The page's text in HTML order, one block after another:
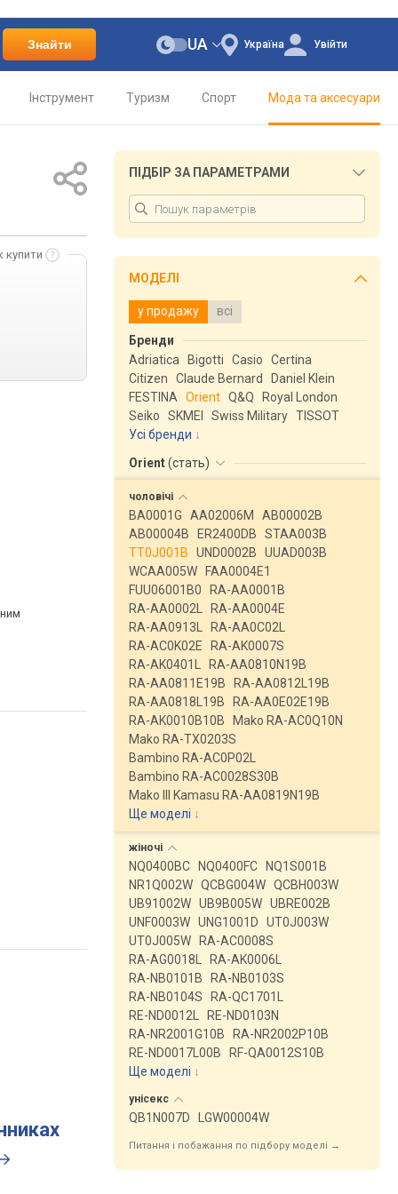
Знайти Україна
UA Увійти
Інструмент Туризм Спорт Мода та аксесуари
купити
ПІДБІР ЗА ПАРАМЕТРАМИ
МОДЕЛІ
у продажу всі
Бренди
Adriatica
Bigotti Casio
Certina
Citizen
Claude Bernard
Daniel Klein
FESTINA
Orient Q&Q
Royal London
Seiko
SKMEI Swiss Military TISSOT
Усі бренди
Orient(стать)
чоловічі
BA0001G AA02006M
AB00002B
AB00004B
ER2400DB
STAA003B
TT0J001B
UND0002B
UUAD003B
WCAA005W
FAA0004E1
FUU06001B0
RA-AA0001B
RA-AA0002L
RA-AA0004E
RA-AA0913L
RA-AA0C02L
RA-AC0K02E
RA-AK0007S
RA-AK0401L
RA-AA0810N19B
RA-AA0811E19B
RA-AA0812L19B
RA-AA0818L19B
RA-AA0E02E19B
RA-AK0010B10B
Mako RA-AC0Q10N
Mako RA-TX0203S
Bambino RA-AC0P02L
Bambino RA-AC0028S30B
Mako III Kamasu RA-AA0819N19B
Ще моделі ↓
жіночі
NQ0400BC NQ0400FC
NQ1S001B
NR1Q002W QCBG004W QCBH003W
UB91002W UB9B005W UBRE002B
UNF0003W UNG1001D
UT0J003W
UT0J005W
RA-AC0008S
RA-AG0018L
RA-AK0006L
RA-NB0101B
RA-NB0103S
RA-NB0104S
RA-QC1701L
RE-ND0012L
RE-ND0103N
RA-NR2001G10B
RA-NR2002P10B
RE-ND0017L00B
RF-QA0012S10B
Ще моделі ↓
унісекс
QB1N007D LGW00004W
Питання і побажання по підбору моделі →